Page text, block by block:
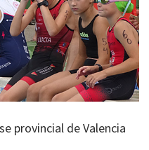
provincial de Valencia